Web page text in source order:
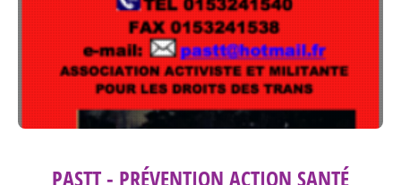
PASTT - PRÉVENTION ACTION SANTÉ